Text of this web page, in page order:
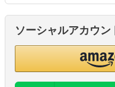
ソーシャルアカウン